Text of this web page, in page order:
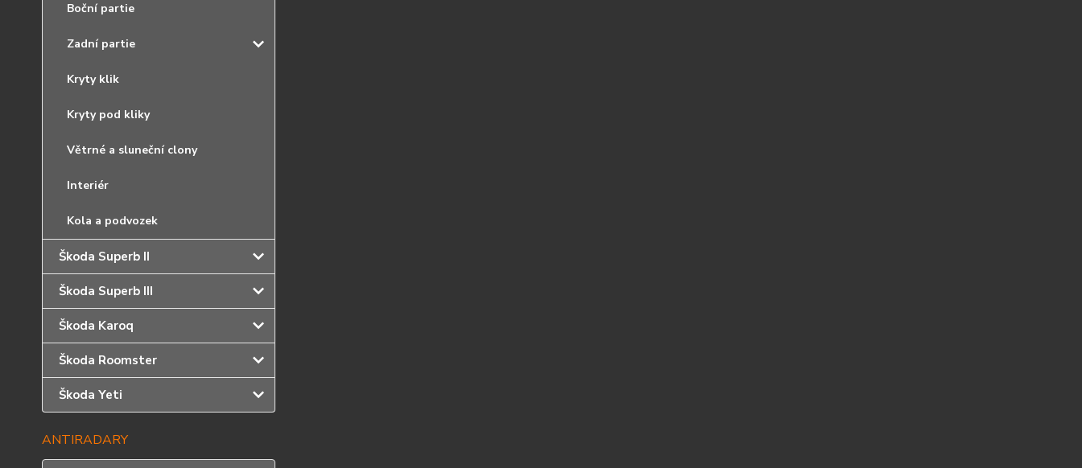
Boční partie
Zadní partie
Kryty klik
Kryty pod kliky
Větrné a sluneční clony
Interiér
Kola a podvozek
Škoda Superb II
Škoda Superb III
Škoda Karoq
Škoda Roomster
Škoda Yeti
ANTIRADARY